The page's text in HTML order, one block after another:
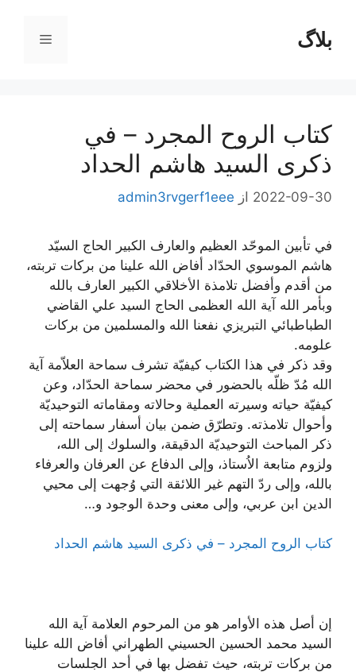
محتوابلاگ فهرست
كتاب الروح المجرد – في
ذكرى السيد هاشم الحداد
2022-09-30 از admin3rvgerf1eee
في تأبين الموحّد العظيم والعارف الكبير الحاج السيّد
هاشم الموسوي الحدّاد أفاض الله علينا من بركات تربته،
من أقدم وأفضل تلامذة الأخلاقي الكبير العارف بالله
وبأمر الله آية الله العظمى الحاج السيد علي القاضي
الطباطبائي التبريزي نفعنا الله والمسلمين من بركات
علومه.
وقد ذكر في هذا الكتاب كيفيّة تشرف سماحة العلاّمة آية
الله مُدّ ظلّه بالحضور في محضر سماحة الحدّاد، وعن
كيفيّة حياته وسيرته العملية وحالاته ومقاماته التوحيديّة
وأحوال تلامذته. وتطرّق ضمن بيان أسفار سماحته إلى
ذكر المباحث التوحيديّة الدقيقة، والسلوك إلى الله،
ولزوم متابعة الاُستاذ، وإلى الدفاع عن العرفان والعرفاء
بالله، وإلى ردّ التهم غير اللائقة التي وُجهت إلى محيي
الدين ابن عربي، وإلى معنى وحدة الوجود و…
كتاب الروح المجرد – في ذكرى السيد هاشم الحداد
إن أصل هذه الأوامر هو من المرحوم العلامة آية الله
السيد محمد الحسين الحسيني الطهراني أفاض الله علينا
من بركات تربته، حيث تفضل بها في أحد الجلسات